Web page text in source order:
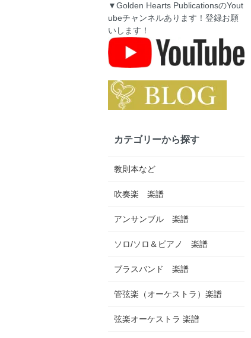
▼Golden Hearts PublicationsのYout
ubeチャンネルあります！登録お願
いします！
カテゴリーから探す
教則本など
吹奏楽 楽譜
アンサンブル 楽譜
ソロ/ソロ＆ピアノ 楽譜
ブラスバンド 楽譜
管弦楽（オーケストラ）楽譜
弦楽オーケストラ 楽譜